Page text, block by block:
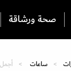
صحة ورشاقة
ساعات